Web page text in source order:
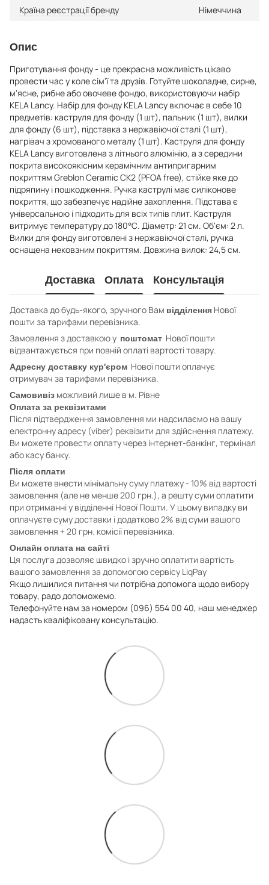
Країна реєстрації бренду Німеччина
Опис
Приготування фонду - це прекрасна можливість цікаво
провести час у коле сім'ї та друзів. Готуйте шоколадне, сирне,
м'ясне, рибне або овочеве фондю, використовуючи набір
KELA Lancy. Набір для фонду KELA Lancy включає в себе 10
предметів: каструля для фонду (1 шт), пальник (1 шт), вилки
для фонду (6 шт), підставка з нержавіючої сталі (1 шт),
нагрівач з хромованого металу (1 шт). Каструля для фонду
KELA Lancy виготовлена ​​з літнього алюмінію, а з середини
покрита високоякісним керамічним антипригарним
покриттям Greblon Ceramic CK2 (PFOA free), стійке яке до
підряпину і пошкодження. Ручка каструлі має силіконове
покриття, що забезпечує надійне захоплення. Підстава є
універсальною і підходить для всіх типів плит. Каструля
витримує температуру до 180°С. Діаметр: 21 см. Об'єм: 2 л.
Вилки для фонду виготовлені з нержавіючої сталі, ручка
оснащена нековзним покриттям. Довжина вилок: 24,5 см.
Доставка Оплата Консультація
Доставка до будь-якого, зручного Вам відділення Нової
пошти за тарифами перевізника.
Замовлення з доставкою у поштомат Нової пошти
відвантажується при повній оплаті вартості товару.
Адресну доставку кур'єром Нової пошти оплачує
отримувач за тарифами перевізника.
Самовивіз можливий лише в м. Рівне
Оплата за реквізитами
Після підтвердження замовлення ми надсилаємо на вашу
електронну адресу (viber) реквізити для здійснення платежу.
Ви можете провести оплату через інтернет-банкінг, термінал
або касу банку.
Після оплати
Ви можете внести мінімальну суму платежу - 10% від вартості
замовлення (але не менше 200 грн.), а решту суми оплатити
при отриманні у відділенні Нової Пошти. У цьому випадку ви
оплачуєте суму доставки і додатково 2% від суми вашого
замовлення + 20 грн. комісії перевізника.
Онлайн оплата на сайті
Ця послуга дозволяє швидко і зручно оплатити вартість
вашого замовлення за допомогою сервісу LiqPay
Якщо лишилися питання чи потрібна допомога щодо вибору
товару, радо допоможемо.
Телефонуйте нам за номером (096) 554 00 40, наш менеджер
надасть кваліфіковану консультацію.